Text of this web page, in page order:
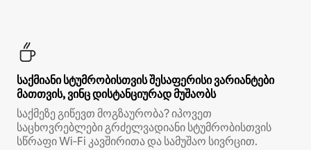
საქმიანი სტუმრობისთვის შესაფერისი ვარიანტები
მათთვის, ვინც დისტანციურად მუშაობს
საქმეზე გიწევთ მოგზაურობა? იპოვეთ
საცხოვრებლები გრძელვადიანი სტუმრობისთვის
სწრაფი Wi‑Fi კავშირითა და სამუშაო სივრცით.